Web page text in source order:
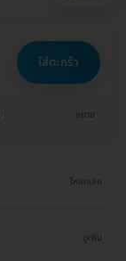
ใส่ตะกร้า
ขยาย
โหลดเลย
ดูเพิ่ม